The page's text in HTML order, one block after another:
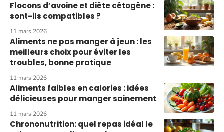
Flocons d’avoine et diète cétogène :
sont-ils compatibles ?
11 mars 2026
Aliments ne pas manger à jeun : les
meilleurs choix pour éviter les
troubles, bonne pratique
11 mars 2026
Aliments faibles en calories : idées
délicieuses pour manger sainement
11 mars 2026
Chrononutrition: quel repas idéal le